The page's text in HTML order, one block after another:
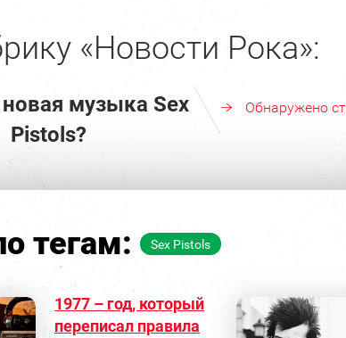
«Новости Рока»:
музыка Sex
Pistols?
Обнаружено
тегам: Sex Pistols
1977 – год, который
переписал правила